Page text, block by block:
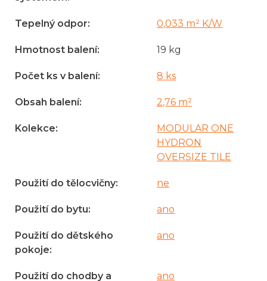
Tepelný odpor: 0,033 m² K/W
Hmotnost balení: 19 kg
Počet ks v balení: 8 ks
Obsah balení: 2,76 m²
Kolekce:
MODULAR ONE
HYDRON
OVERSIZE TILE
Použití do tělocvičny: ne
Použití do bytu: ano
Použití do dětského
pokoje:
ano
Použití do chodby a
ano